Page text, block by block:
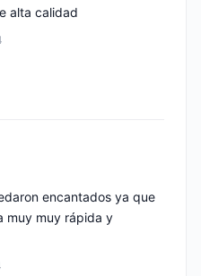
alta calidad
encantados ya que
muy muy rápida y